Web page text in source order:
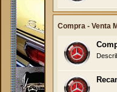
Compra - Venta